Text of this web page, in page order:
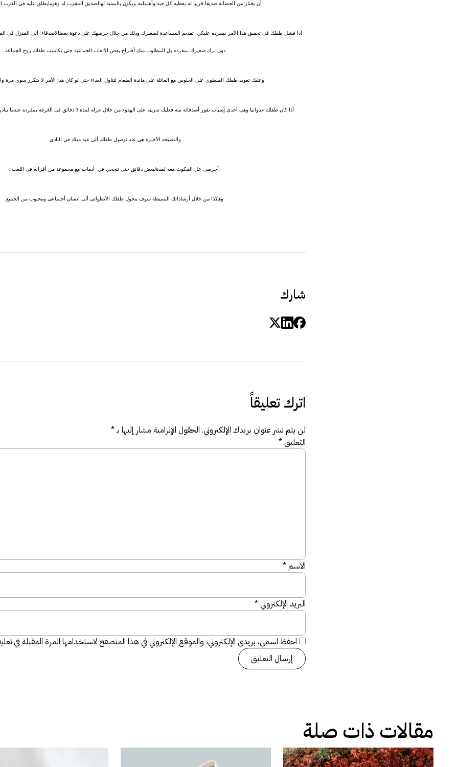
أن يختار من الحضانة صديقا قريبا له يعطيه كل حبه وأهتمامه ويكون بالنسبة لهالصديق المقرب له وهومايطلق عليه فى الغرب
أذا فشل طفلك فى تحقيق هذا الأمر بمفرده عليكي تقديم المساعدة لصغيرك وذلك من خلال حرصهك على دعوة بعضالاصدقاء ألى المنزل فى
دون ترك صغيرك بمفرده بل المطلوب منك أقتراح بعض الألعاب الجماعية حتى يكتسب طفلك روح الجماعة.
وعليك تعويد طفلك المنطوى على الجلوس مع العائلة على مائدة الطعام لتناول الغذاء حتى لو كان هذا الأمر لا يتكرر سوى مرة
أذا كان طفلك عدوانيا وهى أحدى أٍسباب نفور أصدقائه منه فعليك تدريبه على الهدوء من خلال عزله لمدة 3 دقائق فى الغرفة بمفرده عندما يبادر بأى تصرف عدوانى أو متهور .
والنصيحة الأخيرة هى عند توصيل طفلك ألى عيد ميلاد في النادي
أحرصى عل المكوث معه لمدةلبعض دقائق حتى تنجحي في أدماجه مع مجموعة من أقرانه فى اللعب .
وهكذا من خلال أرشاداتك البسيطة سوف يتحول طفلك الأنطوائى ألى انسان أجتماعى ومحبوب من الجميع.
شارك
اترك تعليقاً
لن يتم نشر عنوان بريدك الإلكتروني. الحقول الإلزامية مشار إليها بـ*
التعليق*
الاسم*
البريد الإلكتروني*
احفظ اسمي، بريدي الإلكتروني، والموقع الإلكتروني في هذا المتصفح لاستخدامها المرة المقبلة في
مقالات ذات صلة